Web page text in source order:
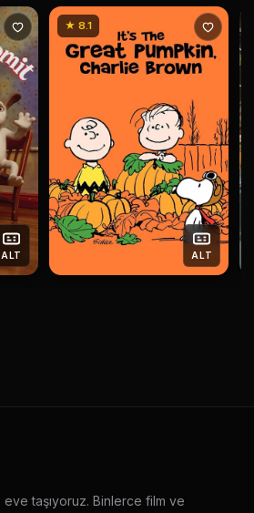
ALT
★ 8.1
ALT
taşıyoruz. Binlerce film ve